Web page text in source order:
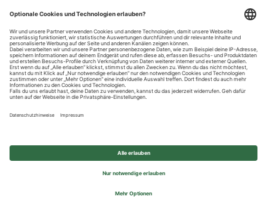
Datenschutzhinweise
Impressum
Privatsphäre-Einstellungen
© 2026 REWE Group - All rights reserved